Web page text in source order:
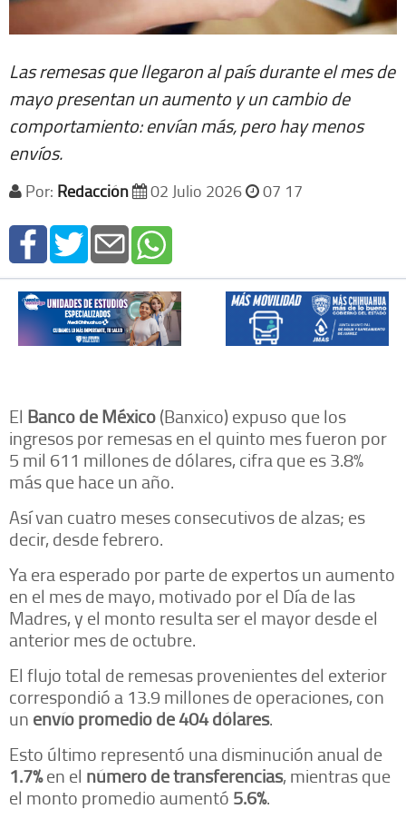
Las remesas que llegaron al país durante el mes de
mayo presentan un aumento y un cambio de
comportamiento: envían más, pero hay menos
envíos.
Por: Redacción 02 Julio 2026 07 17
El Banco de México(Banxico) expuso que los
ingresos por remesas en el quinto mes fueron por
5 mil 611 millones de dólares, cifra que es 3.8%
más que hace un año.
Así van cuatro meses consecutivos de alzas; es
decir, desde febrero.
Ya era esperado por parte de expertos un aumento
en el mes de mayo, motivado por el Día de las
Madres, y el monto resulta ser el mayor desde el
anterior mes de octubre.
El flujo total de remesas provenientes del exterior
correspondió a 13.9 millones de operaciones, con
un envío promedio de 404 dólares.
Esto último representó una disminución anual de
1.7%en el número de transferencias, mientras que
el monto promedio aumentó 5.6%.